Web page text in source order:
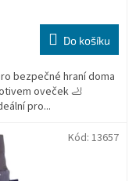
Do košíku
bezpečné hraní doma
oveček 🦶
pro...
Kód: 13657